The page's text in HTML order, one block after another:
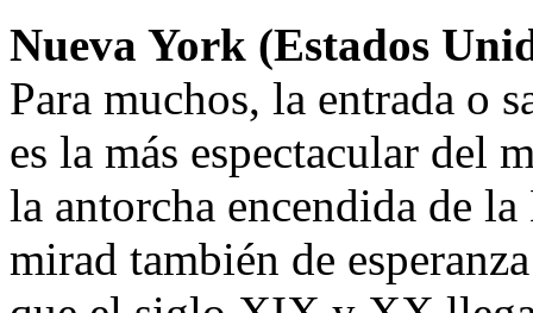
Nueva York (Estados
Para muchos, la entrada o
es la más espectacular del
la antorcha encendida de
mirad también de